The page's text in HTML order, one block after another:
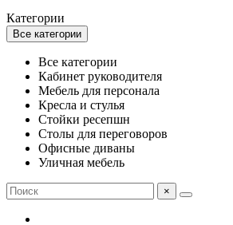
Категории
Все категории
Все категории
Кабинет руководителя
Мебель для персонала
Кресла и стулья
Стойки ресепшн
Столы для переговоров
Офисные диваны
Уличная мебель
×